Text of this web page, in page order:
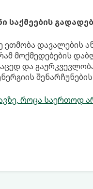
საქმეების
ეთმობა დავალების
მოქმედებების
და
როცა საერთოდ